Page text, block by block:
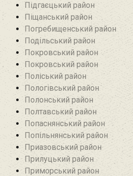
Підгаєцький район
Піщанський район
Погребищенський район
Подільський район
Покровський район
Покровський район
Поліський район
Пологівський район
Полонський район
Полтавський район
Попаснянський район
Попільнянський район‎
Приазовський район
Прилуцький район
Приморський район